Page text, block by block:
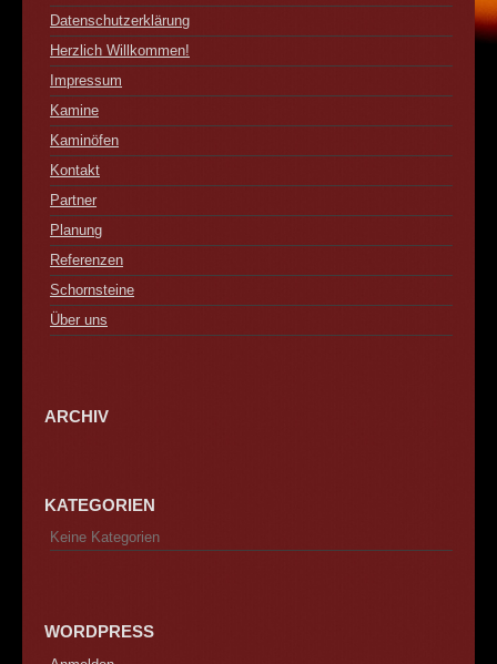
Datenschutzerklärung
Herzlich Willkommen!
Impressum
Kamine
Kaminöfen
Kontakt
Partner
Planung
Referenzen
Schornsteine
Über uns
ARCHIV
KATEGORIEN
Keine Kategorien
WORDPRESS